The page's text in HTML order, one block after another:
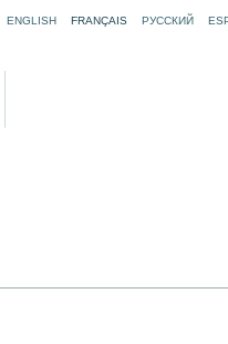
ENGLISH FRANÇAIS РУССКИЙ